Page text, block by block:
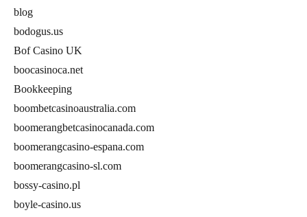
blog
bodogus.us
Bof Casino UK
boocasinoca.net
Bookkeeping
boombetcasinoaustralia.com
boomerangbetcasinocanada.com
boomerangcasino-espana.com
boomerangcasino-sl.com
bossy-casino.pl
boyle-casino.us